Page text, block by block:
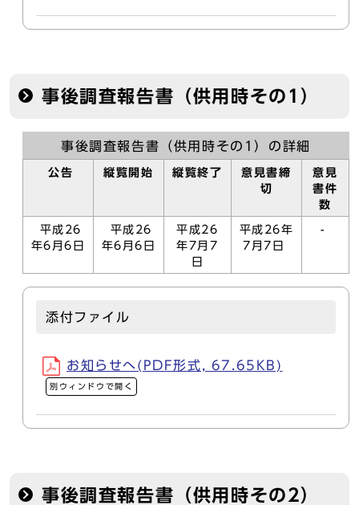
事後調査報告書（供用時その1）
事後調査報告書（供用時その1）の詳細
公告 縦覧開始 縦覧終了
意見書締
切
意見
書件
数
平成26
年6月6日
平成26
年6月6日
平成26
年7月7
日
平成26年
7月7日
-
添付ファイル
お知らせへ(PDF形式, 67.65KB)
別ウィンドウで開く
事後調査報告書（供用時その2）